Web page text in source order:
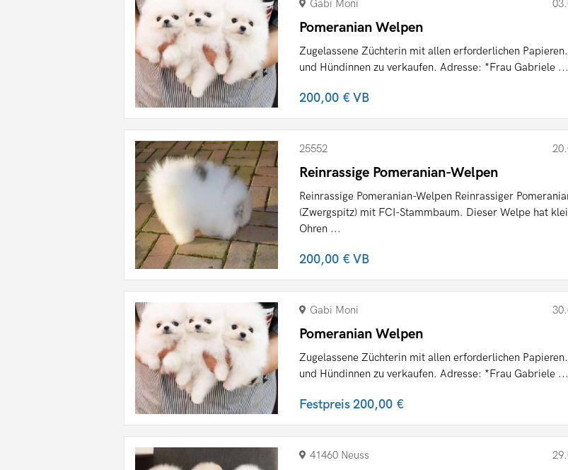
Gabi Moni
Pomeranian Welpen
Zugelassene Züchterin mit allen erforderlichen
und Hündinnen zu verkaufen. Adresse: *Frau Gabriele ...
200,00 €VB
25552
Reinrassige Pomeranian-Welpen
Reinrassige Pomeranian-Welpen Reinrassiger
(Zwergspitz) mit FCI-Stammbaum. Dieser Welpe hat
Ohren ...
200,00 €VB
Gabi Moni
Pomeranian Welpen
Zugelassene Züchterin mit allen erforderlichen
und Hündinnen zu verkaufen. Adresse: *Frau Gabriele ...
Festpreis200,00 €
41460 Neuss